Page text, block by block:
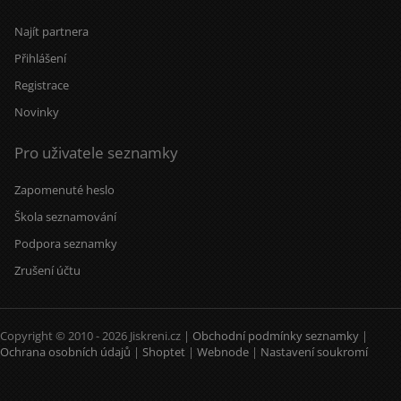
Najít partnera
Přihlášení
Registrace
Novinky
Pro uživatele seznamky
Zapomenuté heslo
Škola seznamování
Podpora seznamky
Zrušení účtu
Copyright © 2010 - 2026 Jiskreni.cz | Obchodní podmínky seznamky |
Ochrana osobních údajů | Shoptet | Webnode | Nastavení soukromí